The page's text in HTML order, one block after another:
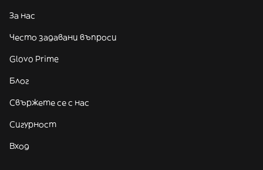
За нас
Често задавани въпроси
Glovo Prime
Блог
Свържете се с нас
Сигурност
Вход